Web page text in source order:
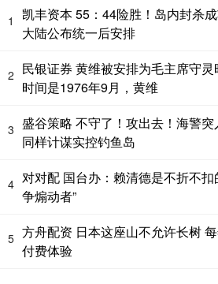
1
凯丰资本 55：44险胜！岛内封杀
大陆公布统一后安排
2 民银证券 黄维被安排为毛主席守灵
时间是1976年9月，黄维
3 盛谷策略 不守了！攻出去！海警
同样计谋实控钓鱼岛
4 对对配 国台办：赖清德是不折不扣
争煽动者”
5 方舟配资 日本这座山不允许长树
付费体验